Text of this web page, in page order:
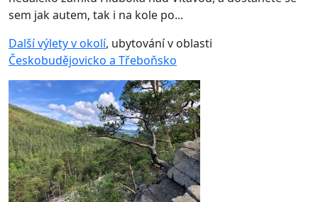
sem jak autem, tak i na kole po...
Další výlety v okolí, ubytování v oblasti
Českobudějovicko a Třeboňsko